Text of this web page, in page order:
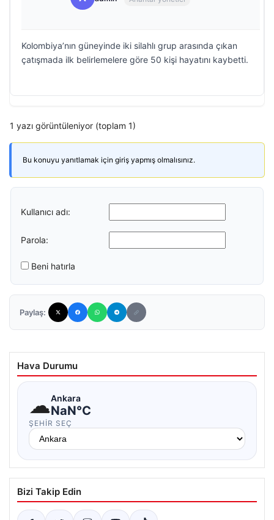
Kolombiya’nın güneyinde iki silahlı grup arasında çıkan
çatışmada ilk belirlemelere göre 50 kişi hayatını kaybetti.
1 yazı görüntüleniyor (toplam 1)
Bu konuyu yanıtlamak için giriş yapmış olmalısınız.
Kullanıcı adı:
Parola:
Beni hatırla
Paylaş:
Hava Durumu
☁Ankara
NaN°C
ŞEHIR SEÇ
Bizi Takip Edin